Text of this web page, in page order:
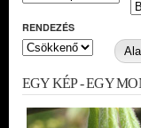
RENDEZÉS
EGY KÉP - EGY